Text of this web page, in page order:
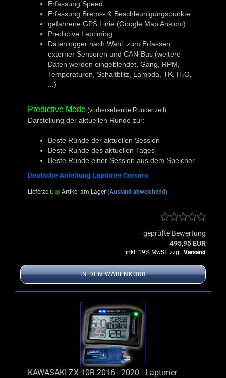
Erfassung Speed
Erfassung Brems- & Beschleunigungspunkte
gefahrene GPS Linie (Google Map Ansicht)
Predictive Laptiming
Datenlogger nach Wahl, zum Erfassen
externer Sensoren und CAN-Bus (weitere
Daten werden eingeblendet, Gang, RPM,
Temperaturen, Schaltblitz, Lambda, TK, H₂O,
...)
Predictive Mode (vorhersehende Rundenzeit)
Darstellung der aktuellen Runde zur:
Beste Runde der aktuellen Session
Beste Runde des aktuellen Tages
Beste Runde einer Session aus dem Speicher
Deutsche Anleitung Laptimer Corsaro
Lieferzeit: Artikel am Lager (Ausland abweichend)
geprüfte Bewertung
495,95 EUR
inkl. 19% MwSt. zzgl. Versand
IN DEN WARENKORB
KAWASAKI ZX-10R 2016 - 2020 - Laptimer